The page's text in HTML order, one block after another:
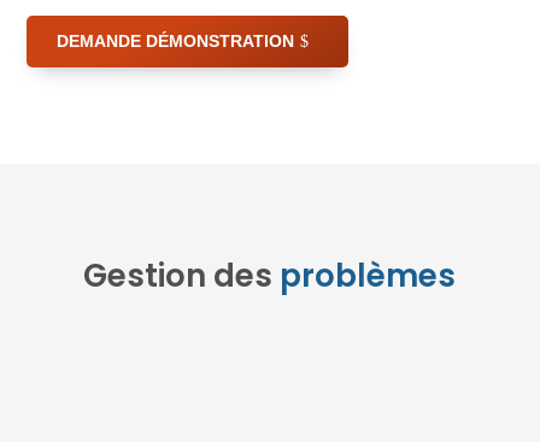
DEMANDE DÉMONSTRATION
Gestion des problèmes